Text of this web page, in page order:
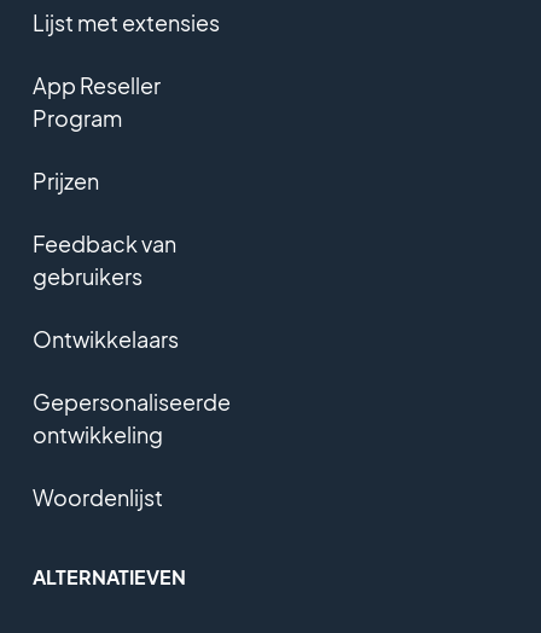
Lijst met extensies
App Reseller
Program
Prijzen
Feedback van
gebruikers
Ontwikkelaars
Gepersonaliseerde
ontwikkeling
Woordenlijst
ALTERNATIEVEN